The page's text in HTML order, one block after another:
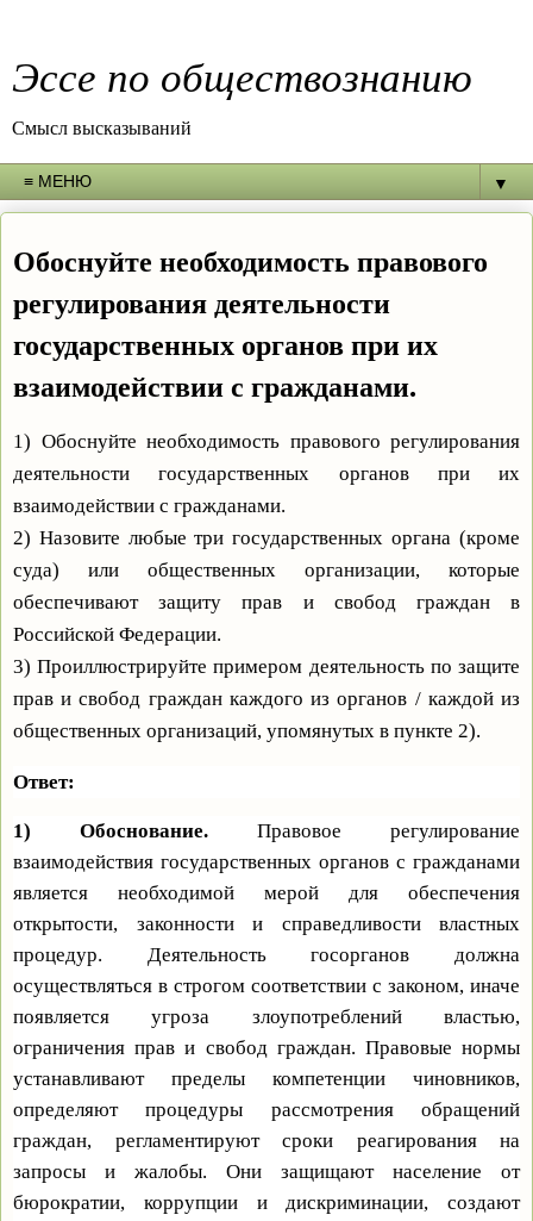
Эссе по обществознанию
Смысл высказываний
▼
Обоснуйте необходимость правового
регулирования деятельности
государственных органов при их
взаимодействии с гражданами.
1) Обоснуйте необходимость правового регулирования
деятельности государственных органов при их
взаимодействии с гражданами.
2) Назовите любые три государственных органа (кроме
суда) или общественных организации, которые
обеспечивают защиту прав и свобод граждан в
Российской Федерации.
3) Проиллюстрируйте примером деятельность по защите
прав и свобод граждан каждого из органов / каждой из
общественных организаций, упомянутых в пункте 2).
Ответ:
1) Обоснование. Правовое регулирование
взаимодействия государственных органов с гражданами
является необходимой мерой для обеспечения
открытости, законности и справедливости властных
процедур. Деятельность госорганов должна
осуществляться в строгом соответствии с законом, иначе
появляется угроза злоупотреблений властью,
ограничения прав и свобод граждан. Правовые нормы
устанавливают пределы компетенции чиновников,
определяют процедуры рассмотрения обращений
граждан, регламентируют сроки реагирования на
запросы и жалобы. Они защищают население от
бюрократии, коррупции и дискриминации, создают